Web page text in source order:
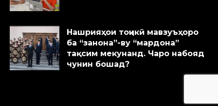
Нашрияҳои тоҷикӣ мавзуъҳоро
ба “занона”-ву “мардона”
тақсим мекунанд. Чаро набояд
чунин бошад?